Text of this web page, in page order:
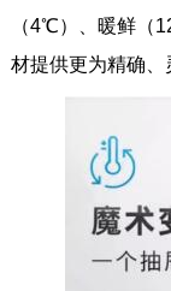
（4℃）、暖鲜（
材提供更为精确、